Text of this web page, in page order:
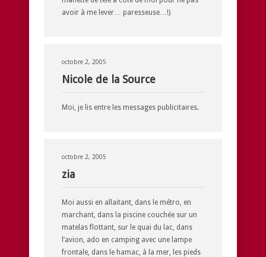
avoir à me lever… paresseuse…!)
octobre 2, 2005
Nicole de la Source
Moi, je lis entre les messages publicitaires.
octobre 2, 2005
zia
Moi aussi en allaitant, dans le métro, en
marchant, dans la piscine couchée sur un
matelas flottant, sur le quai du lac, dans
l’avion, ado en camping avec une lampe
frontale, dans le hamac, à la mer, les pieds